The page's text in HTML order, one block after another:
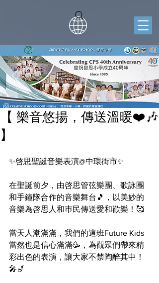
【 樂音悠揚，傳送溫暖❤️🎶
】
✨啓思聖誕音樂表演@中環街市✨
在聖誕前夕，由啓思管弦樂團、歌詠團
和手鐘隊合作的音樂舞台🎵，以美妙的
音樂為啓思人和巿民傳送愛和歡樂！🥰
當天人潮滿滿，我們的這班Future Kids
當然也是信心滿滿🥳，為觀眾們帶來精
彩出色的表演，讓大家不禁陶醉其中！
🎤🎷